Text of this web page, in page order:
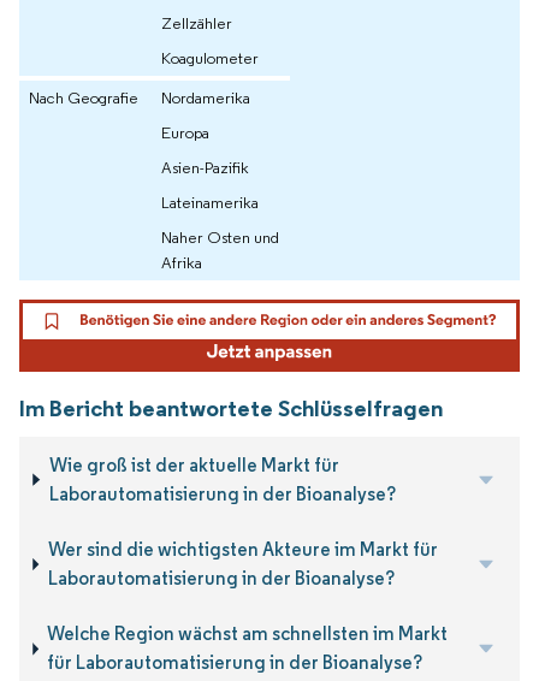
Zellzähler
Koagulometer
Nach Geografie
Nordamerika
Europa
Asien-Pazifik
Lateinamerika
Naher Osten und
Afrika
Im Bericht beantwortete Schlüsselfragen
Wie groß ist der aktuelle Markt für
Laborautomatisierung in der Bioanalyse?
Wer sind die wichtigsten Akteure im Markt für
Laborautomatisierung in der Bioanalyse?
Welche Region wächst am schnellsten im Markt
für Laborautomatisierung in der Bioanalyse?